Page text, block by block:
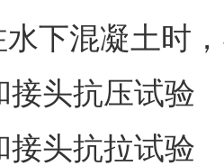
下混凝土时
接头抗压试验
接头抗拉试验